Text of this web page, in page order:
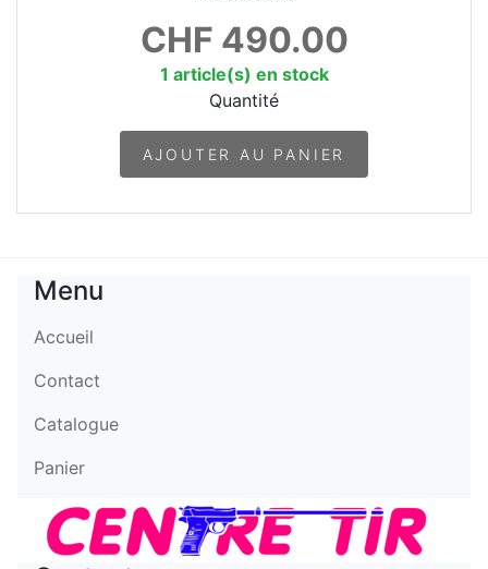
CHF 490.00
1 article(s) en stock
Quantité
AJOUTER AU PANIER
Menu
Accueil
Contact
Catalogue
Panier